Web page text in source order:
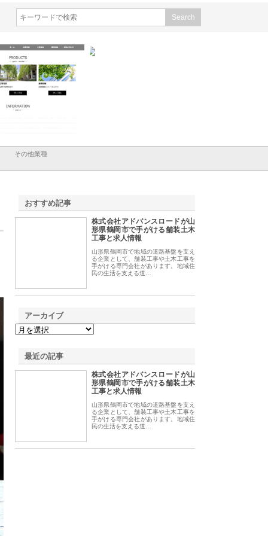
底解説
その他業種
おすすめ記事
株式会社アドバンスロードが山
形県鶴岡市で手がける舗装土木
工事と求人情報
山形県鶴岡市で地域の道路基盤を支え
る企業として、舗装工事や土木工事を
手がける専門会社があります。地域住
民の生活を支える道…
アーカイブ
最近の記事
株式会社アドバンスロードが山
形県鶴岡市で手がける舗装土木
工事と求人情報
山形県鶴岡市で地域の道路基盤を支え
る企業として、舗装工事や土木工事を
手がける専門会社があります。地域住
民の生活を支える道…